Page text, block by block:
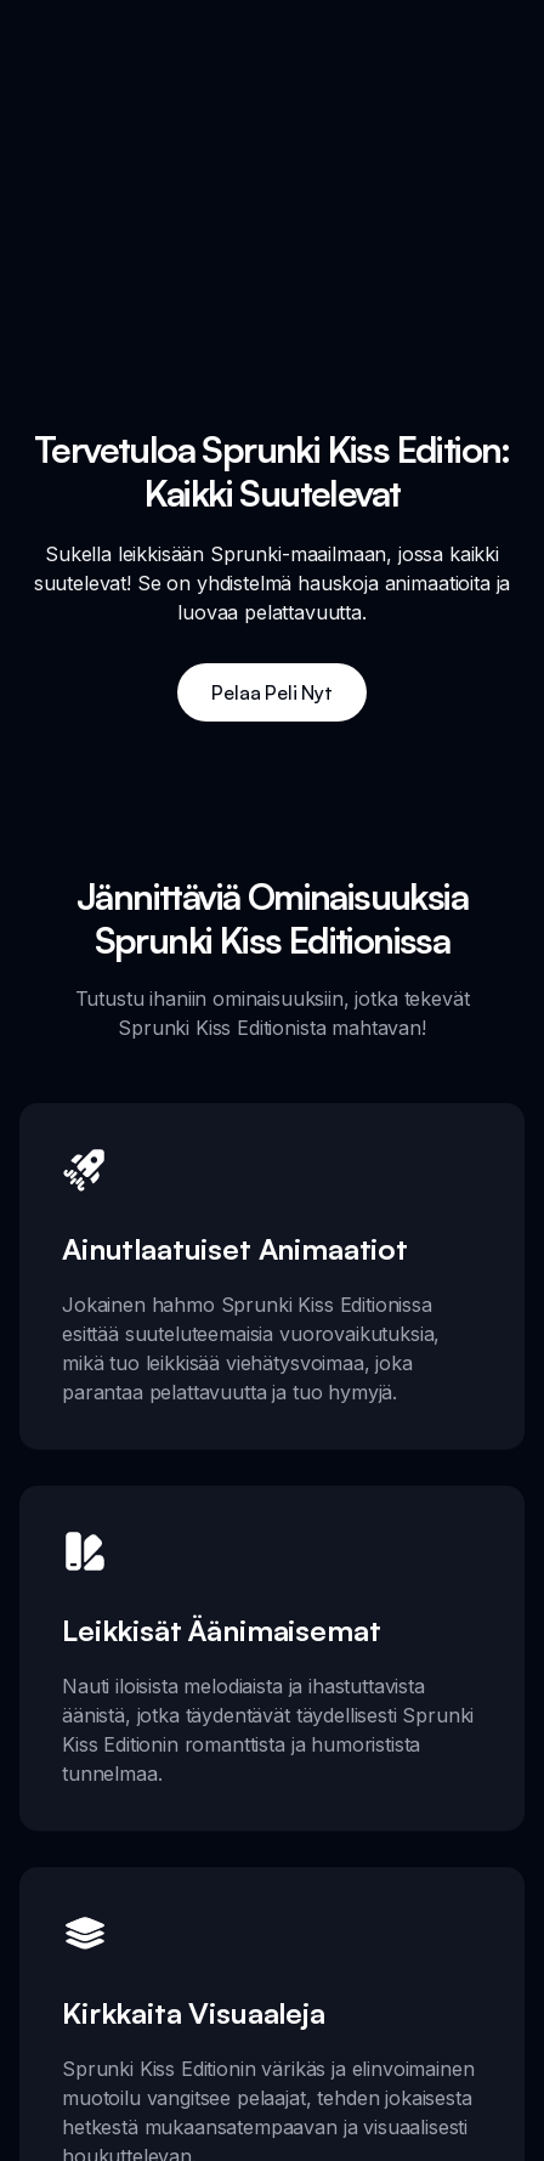
Tervetuloa Sprunki Kiss Edition:
Kaikki Suutelevat
Sukella leikkisään Sprunki-maailmaan, jossa kaikki
suutelevat! Se on yhdistelmä hauskoja animaatioita ja
luovaa pelattavuutta.
Pelaa Peli Nyt
Jännittäviä Ominaisuuksia
Sprunki Kiss Editionissa
Tutustu ihaniin ominaisuuksiin, jotka tekevät
Sprunki Kiss Editionista mahtavan!
Ainutlaatuiset Animaatiot
Jokainen hahmo Sprunki Kiss Editionissa
esittää suuteluteemaisia vuorovaikutuksia,
mikä tuo leikkisää viehätysvoimaa, joka
parantaa pelattavuutta ja tuo hymyjä.
Leikkisät Äänimaisemat
Nauti iloisista melodiaista ja ihastuttavista
äänistä, jotka täydentävät täydellisesti Sprunki
Kiss Editionin romanttista ja humoristista
tunnelmaa.
Kirkkaita Visuaaleja
Sprunki Kiss Editionin värikäs ja elinvoimainen
muotoilu vangitsee pelaajat, tehden jokaisesta
hetkestä mukaansatempaavan ja visuaalisesti
houkuttelevan.